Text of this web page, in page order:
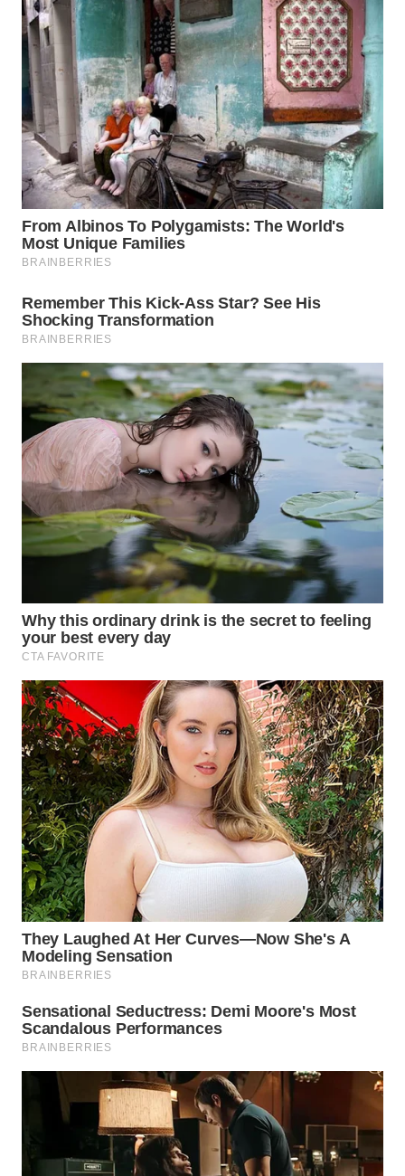
TAPANULI
SELATAN
WN
TANJUNG
LESUNG
WN
KARO
WN
SIMALUNGUN
WN
LABUHANBATU
WN
TAPANULI
TENGAH
WN DELI
SERDANG
WN
TEBING
TINGGI
WN
PAKPAK
KARAWANG
WN
BEKASI
WN
BOGOR
WN
DEPOK
WN
TAPANULI
UTARA
WN
SAMOSIR
WN
PADANG